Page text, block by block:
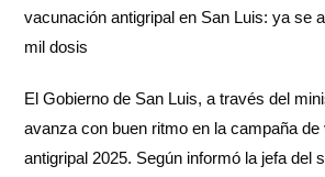
El Gobierno de San Luis, a través del
avanza con buen ritmo en la campaña
antigripal 2025. Según informó la jefa del